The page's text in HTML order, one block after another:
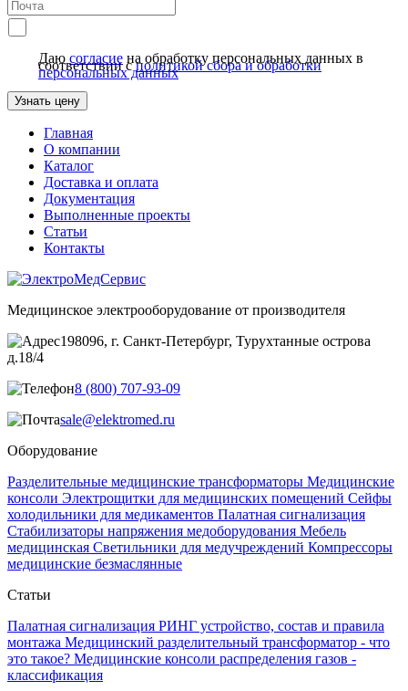
Даю согласие на обработку персональных данных в
соответствии сполитикой сбора и обработки
персональных данных
Узнать цену
Главная
О компании
Каталог
Доставка и оплата
Документация
Выполненные проекты
Статьи
Контакты
Медицинское электрооборудование от производителя
198096, г. Санкт-Петербург, Турухтанные острова
д.18/4
8 (800) 707-93-09
sale@elektromed.ru
Оборудование
Разделительные медицинские трансформаторы Медицинские
консоли Электрощитки для медицинских помещений Cейфы
холодильники для медикаментов Палатная сигнализация
Стабилизаторы напряжения медоборудования Мебель
медицинская Светильники для медучреждений Компрессоры
медицинские безмаслянные
Статьи
Палатная сигнализация РИНГ устройство, состав и правила
монтажа Медицинский разделительный трансформатор - что
это такое? Медицинские консоли распределения газов -
классификация